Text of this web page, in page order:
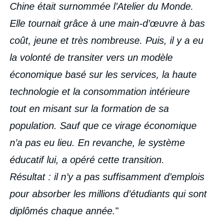
Chine était surnommée l’Atelier du Monde.
Elle tournait grâce à une main-d’œuvre à bas
coût, jeune et très nombreuse. Puis, il y a eu
la volonté de transiter vers un modèle
économique basé sur les services, la haute
technologie et la consommation intérieure
tout en misant sur la formation de sa
population. Sauf que ce virage économique
n’a pas eu lieu. En revanche, le système
éducatif lui, a opéré cette transition.
Résultat : il n’y a pas suffisamment d’emplois
pour absorber les millions d’étudiants qui sont
diplômés chaque année."